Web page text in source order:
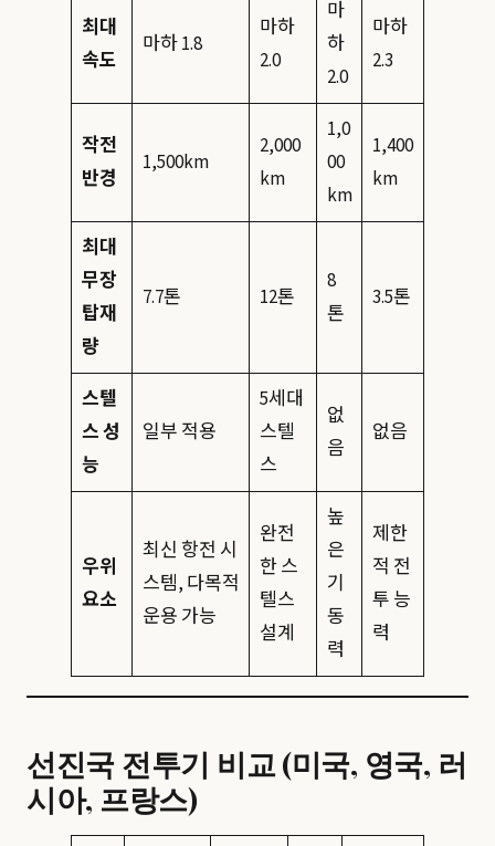
최대
속도
마하 1.8
마하
2.0
마
하
2.0
마하
2.3
작전
반경
1,500km
2,000
km
1,0
00
km
1,400
km
최대
무장
탑재
량
7.7톤 12톤
8
톤
3.5톤
스텔
스 성
능
일부 적용
5세대
스텔
스
없
음
없음
우위
요소
최신 항전 시
스템, 다목적
운용 가능
완전
한 스
텔스
설계
높
은
기
동
력
제한
적 전
투 능
력
선진국 전투기 비교 (미국, 영국, 러
시아, 프랑스)